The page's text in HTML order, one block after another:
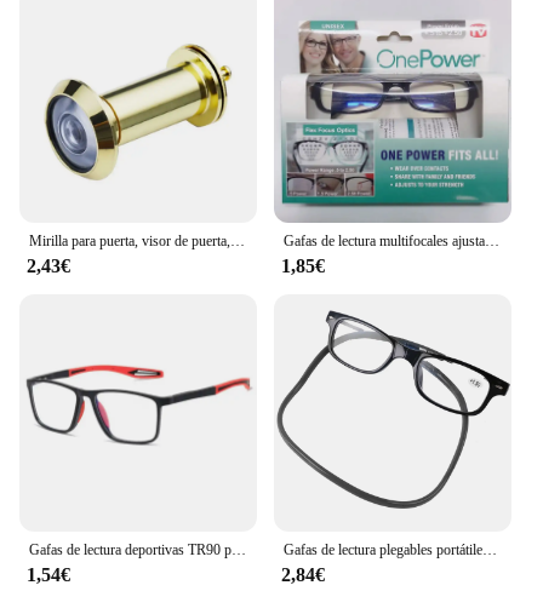
Mirilla para puerta, visor de puerta, herrajes para muebles, lente de vidrio ajustable de 200 grados, orificio para la vista con cubierta de privacidad
2,43€
Gafas de lectura multifocales ajustables Enfoque con ajuste automático Óptica Un lector de energía Gafas de lectura Gama de 0,5 a 2,75
1,85€
Gafas de lectura deportivas TR90 para hombre, gafas ultraligeras antiluz azul para presbicia, gafas ópticas para hipermetropía, dioptrías
1,54€
Gafas de lectura plegables portátiles, gafas de presbicia de moda de resina de alta definición, gafas de lectura para el cuello
2,84€